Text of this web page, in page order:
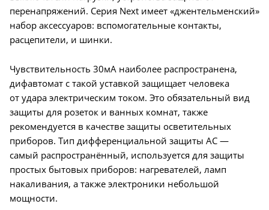
перенапряжений. Серия Next имеет «джентельменский»
набор аксессуаров: вспомогательные контакты,
расцепители, и шинки.
Чувствительность 30мА наиболее распространена,
дифавтомат с такой уставкой защищает человека
от удара электрическим током. Это обязательный вид
защиты для розеток и ванных комнат, также
рекомендуется в качестве защиты осветительных
приборов. Тип дифференциальной защиты AC —
самый распространённый, используется для защиты
простых бытовых приборов: нагревателей, ламп
накаливания, а также электроники небольшой
мощности.